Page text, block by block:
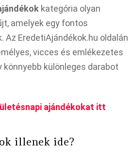
kategória olyan
amelyek egy fontos
Az EredetiAjándékok.hu oldalán
vicces és emlékezetes
könnyebb különleges darabot
ajándékokat itt
illenek ide?